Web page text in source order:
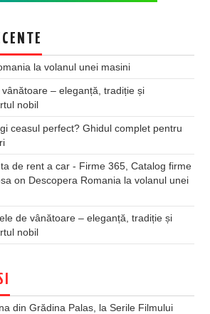
la volanul unei masini
– eleganță, tradiție și
nobil
ceasul perfect? Ghidul complet pentru
de rent a car - Firme 365, Catalog firme
on Descopera Romania la volanul unei
de vânătoare – eleganță, tradiție și
nobil
din Grădina Palas, la Serile Filmului